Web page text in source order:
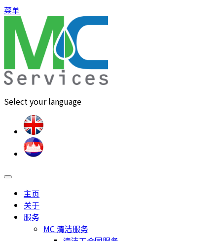
菜单
Select your language
主页
关于
服务
MC 清洁服务